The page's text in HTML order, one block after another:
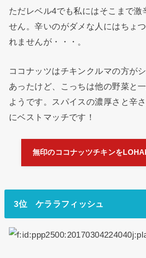
ただレベル4でも私にはそこまで激
せん。辛いのがダメな人にはちょ
れませんが・・・。
ココナッツはチキンクルマの方が
あったけど、こっちは他の野菜と
ようです。スパイスの濃厚さと辛
にベストマッチです！
無印のココナッツチキンを
3位 ケララフィッシュ